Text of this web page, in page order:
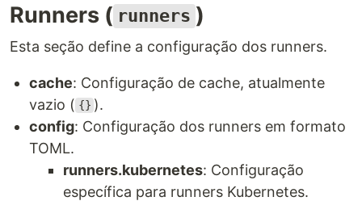
Runners ( runners )
Esta seção define a configuração dos runners.
cache: Configuração de cache, atualmente
vazio ( {} ).
config: Configuração dos runners em formato
TOML.
runners.kubernetes: Configuração
específica para runners Kubernetes.